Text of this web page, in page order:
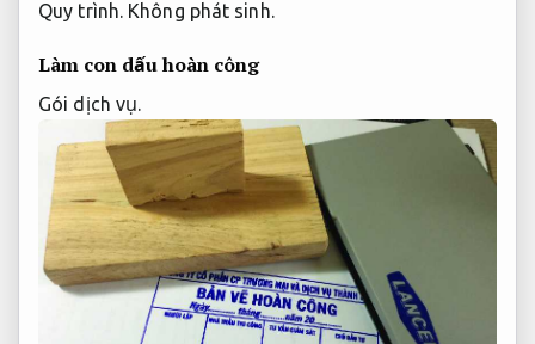
Quy trình. Không phát sinh.
Làm con dấu hoàn công
Gói dịch vụ.